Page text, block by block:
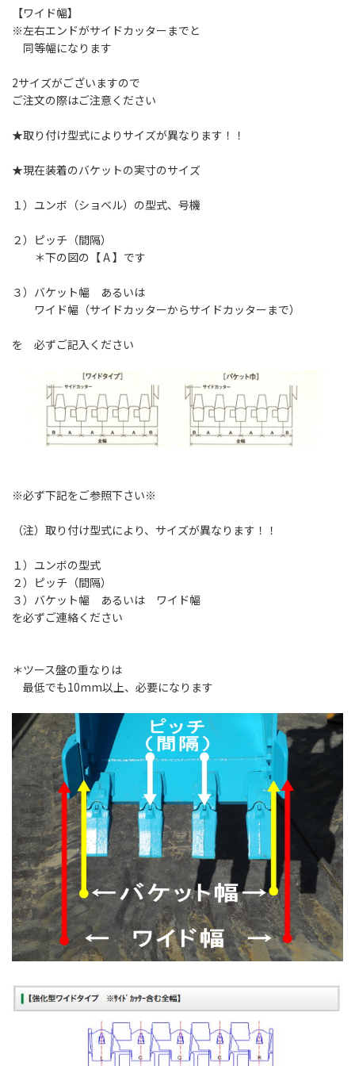
【ワイド幅】
※左右エンドがサイドカッターまでと
同等幅になります
2サイズがございますので
ご注文の際はご注意ください
★取り付け型式によりサイズが異なります！！
★現在装着のバケットの実寸のサイズ
１）ユンボ（ショベル）の型式、号機
２）ピッチ（間隔）
＊下の図の【 A 】です
３）バケット幅 あるいは
ワイド幅（サイドカッターからサイドカッターまで）
を 必ずご記入ください
※必ず下記をご参照下さい※
（注）取り付け型式により、サイズが異なります！！
１）ユンボの型式
２）ピッチ（間隔）
３）バケット幅 あるいは ワイド幅
を必ずご連絡ください
＊ツース盤の重なりは
最低でも10mm以上、必要になります